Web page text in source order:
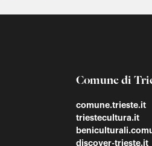
Comune di
comune.trieste.it
triestecultura.it
discover-trieste.it